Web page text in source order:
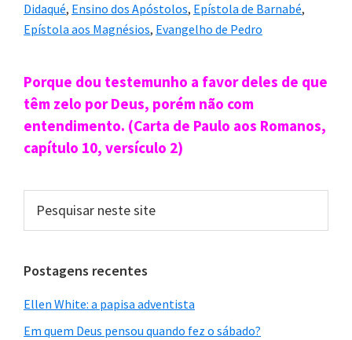
Didaqué, Ensino dos Apóstolos, Epístola de Barnabé,
Epístola aos Magnésios, Evangelho de Pedro
Sidebar
primária
Porque dou testemunho a favor deles de que
têm zelo por Deus, porém não com
entendimento. (Carta de Paulo aos Romanos,
capítulo 10, versículo 2)
neste
Postagens recentes
Ellen White: a papisa adventista
Em quem Deus pensou quando fez o sábado?